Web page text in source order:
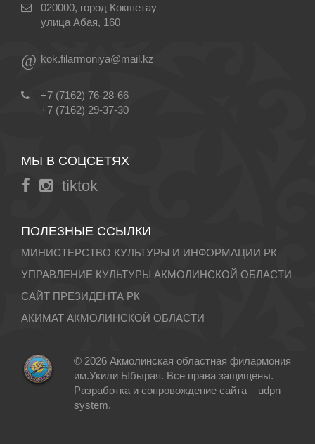
020000, город Кокшетау
улица Абая, 160
@ kok.filarmoniya@mail.kz
+7 (7162) 76-28-66
+7 (7162) 29-37-30
МЫ В СОЦСЕТЯХ
tiktok
ПОЛЕЗНЫЕ ССЫЛКИ
МИНИСТЕРСТВО КУЛЬТУРЫ И ИНФОРМАЦИИ РК
УПРАВЛЕНИЕ КУЛЬТУРЫ АКМОЛИНСКОЙ ОБЛАСТИ
САЙТ ПРЕЗИДЕНТА РК
АКИМАТ АКМОЛИНСКОЙ ОБЛАСТИ
© 2026 Акмолинская областная филармония
им.Укили Ыбырая. Все права защищены.
Разработка и сопровождение сайта – udpn
system.